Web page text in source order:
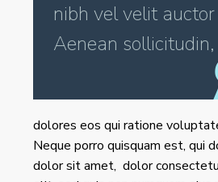
nibh vel velit
Aenean
dolores eos qui ratione
Neque porro quisquam est, qui
dolor sit amet, dolor